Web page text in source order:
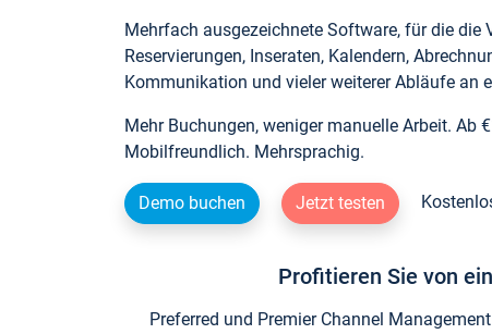
Mehrfach ausgezeichnete Software, für die die
Reservierungen, Inseraten, Kalendern,
Kommunikation und vieler weiterer Abläufe an
Mehr Buchungen, weniger manuelle Arbeit. Ab
Mobilfreundlich. Mehrsprachig.
Demo buchen Jetzt testen
Profitieren Sie von
Preferred und Premier Channel